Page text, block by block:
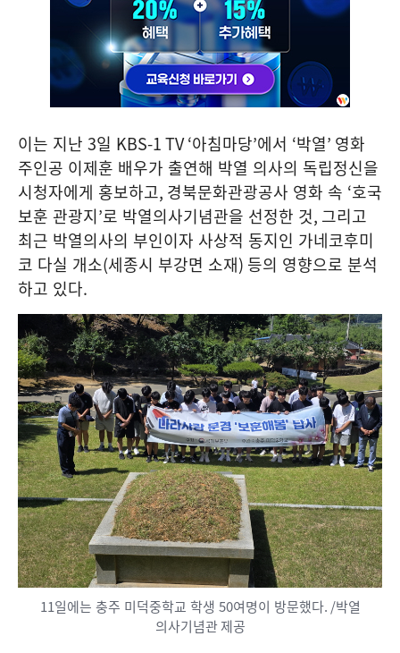
이는 지난 3일 KBS-1 TV ‘아침마당’에서 ‘박열’ 영화
주인공 이제훈 배우가 출연해 박열 의사의 독립정신을
시청자에게 홍보하고, 경북문화관광공사 영화 속 ‘호국
보훈 관광지’로 박열의사기념관을 선정한 것, 그리고
최근 박열의사의 부인이자 사상적 동지인 가네코후미
코 다실 개소(세종시 부강면 소재) 등의 영향으로 분석
하고 있다.
11일에는 충주 미덕중학교 학생 50여명이 방문했다. /박열
의사기념관 제공